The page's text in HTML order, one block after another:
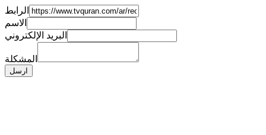
الرابط
الاسم
البريد الإلكتروني
المشكلة
ارسل